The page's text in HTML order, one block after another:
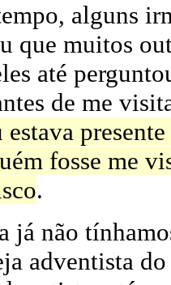
alguns
que muitos
até
de me
fosse me
.
já não
adventista